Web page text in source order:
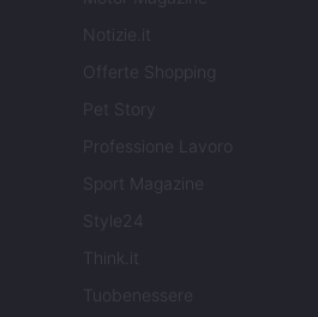
Notizie.it
Offerte Shopping
Pet Story
Professione Lavoro
Sport Magazine
Style24
Think.it
Tuobenessere